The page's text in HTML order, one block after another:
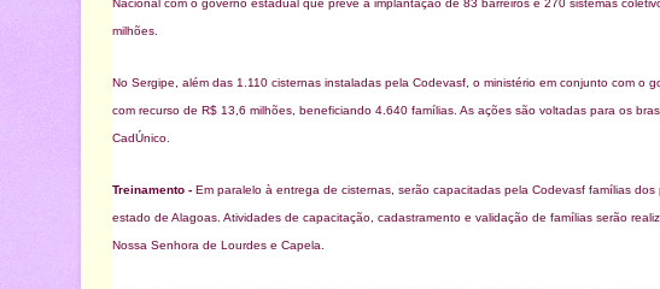
Nacional com o governo estadual que prevê a implantação de 83 barreiros e 270 sistemas
milhões.
No Sergipe, além das 1.110 cisternas instaladas pela Codevasf, o ministério em conjunto com o
com recurso de R$ 13,6 milhões, beneficiando 4.640 famílias. As ações são voltadas para os
CadÚnico.
Treinamento - Em paralelo à entrega de cisternas, serão capacitadas pela Codevasf famílias
estado de Alagoas. Atividades de capacitação, cadastramento e validação de famílias serão
Nossa Senhora de Lourdes e Capela.